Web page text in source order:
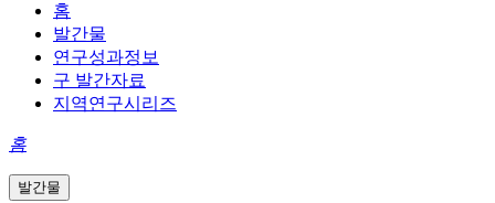
홈
발간물
연구성과정보
구 발간자료
지역연구시리즈
홈
발간물